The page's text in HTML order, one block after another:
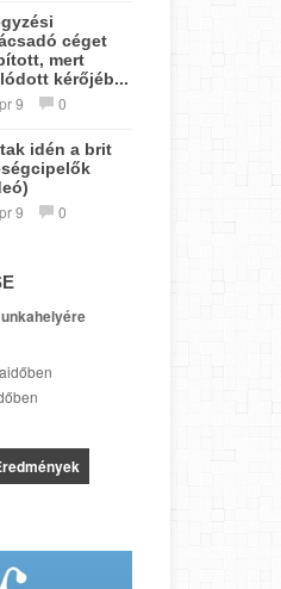
céget
mert
kérőjéb...
9 0
idén a brit
9 0